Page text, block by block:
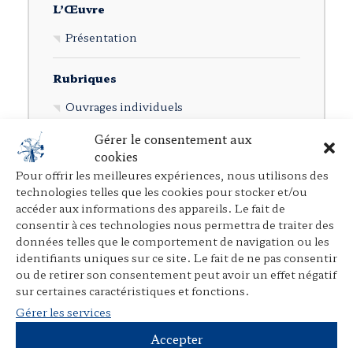
Gérer le consentement aux
cookies
Pour offrir les meilleures expériences, nous utilisons des
technologies telles que les cookies pour stocker et/ou
accéder aux informations des appareils. Le fait de
consentir à ces technologies nous permettra de traiter des
données telles que le comportement de navigation ou les
identifiants uniques sur ce site. Le fait de ne pas consentir
ou de retirer son consentement peut avoir un effet négatif
sur certaines caractéristiques et fonctions.
Gérer les services
Accepter
L’Œuvre
Présentation
Rubriques
Ouvrages individuels
Direction d’ouvrages collectifs
Participation à des ouvrages collectifs
Articles dans des revues juridiques
Avant-propos, préfaces, postfaces,
comptes rendus
Cours, colloques, conférences, tables
rondes
Tribunes et articles divers
Autres publications